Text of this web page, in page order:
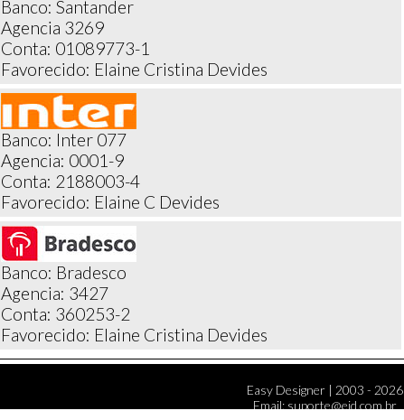
Banco: Santander
Agencia 3269
Conta: 01089773-1
Favorecido: Elaine Cristina Devides
Banco: Inter 077
Agencia: 0001-9
Conta: 2188003-4
Favorecido: Elaine C Devides
Banco: Bradesco
Agencia: 3427
Conta: 360253-2
Favorecido: Elaine Cristina Devides
Easy Designer | 2003 - 2026
Email: suporte@ejd.com.br